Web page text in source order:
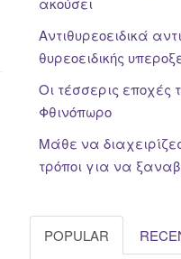
Αντιθυρεοειδικά
θυρεοειδικής
Οι τέσσερις εποχές
Φθινόπωρο
Μάθε να
τρόποι για να
POPULAR